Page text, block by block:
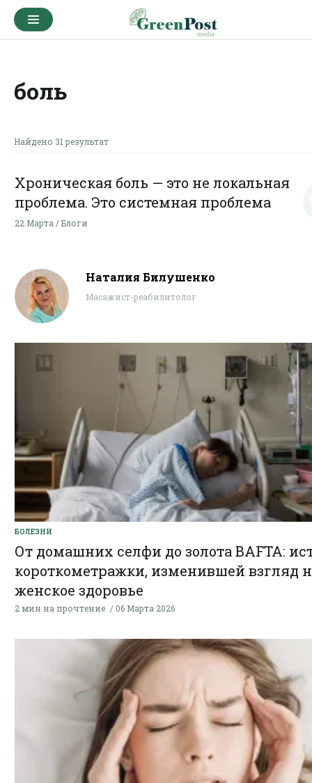
боль
Найдено 31 результат
Хроническая боль — это не локальная
проблема. Это системная проблема
22 Марта / Блоги
Наталия Билушенко
Масажист-реабилитолог
БОЛЕЗНИ
От домашних селфи до золота BAFTA:
короткометражки, изменившей взгляд
женское здоровье
2 мин на прочтение 06 Марта 2026